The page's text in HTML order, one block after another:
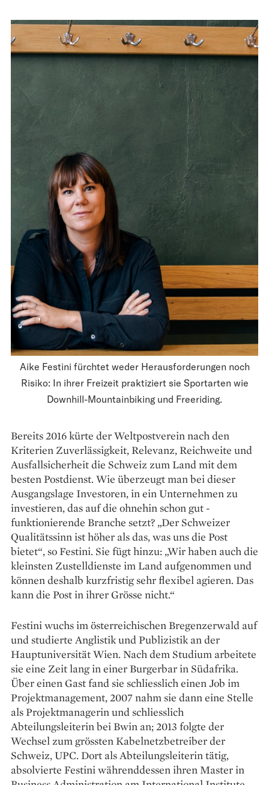
Aike Festini fürchtet weder Herausforderungen noch
Risiko: In ihrer Freizeit praktiziert sie Sportarten wie
Downhill-Mountainbiking und Freeriding.
Bereits 2016 kürte der ­Weltpostverein nach den
Krite­rien Zuverlässigkeit, Relevanz, Reichweite und
Ausfallsicherheit die Schweiz zum Land mit dem
besten Postdienst. Wie überzeugt man bei dieser
Ausgangslage Investoren, in ein Unternehmen zu
investieren, das auf die ohnehin schon gut ­
funktionierende Branche setzt? „Der Schweizer
Qualitätssinn ist höher als das, was uns die Post
bietet“, so Festini. Sie fügt hinzu: „Wir haben auch die
kleinsten Zustelldienste im Land aufgenommen und
können deshalb kurzfristig sehr flexibel agieren. Das
kann die Post in ihrer Grösse nicht.“
Festini wuchs im österreichischen Bregenzerwald auf
und studierte Anglistik und Publizistik an der
Hauptuniversität Wien. Nach dem Studium arbeitete
sie eine Zeit lang in einer Burgerbar in ­Südafrika.
Über einen Gast fand sie ­schliesslich einen Job im
Projektmanagement, 2007 nahm sie dann eine Stelle
als Projektmanagerin und schliesslich
Abteilungsleiterin bei Bwin an; 2013 folgte der
Wechsel zum grössten Kabelnetzbetreiber der
Schweiz, UPC. Dort als Abteilungsleiterin tätig,
absolvierte Festini währenddessen ihren Master in